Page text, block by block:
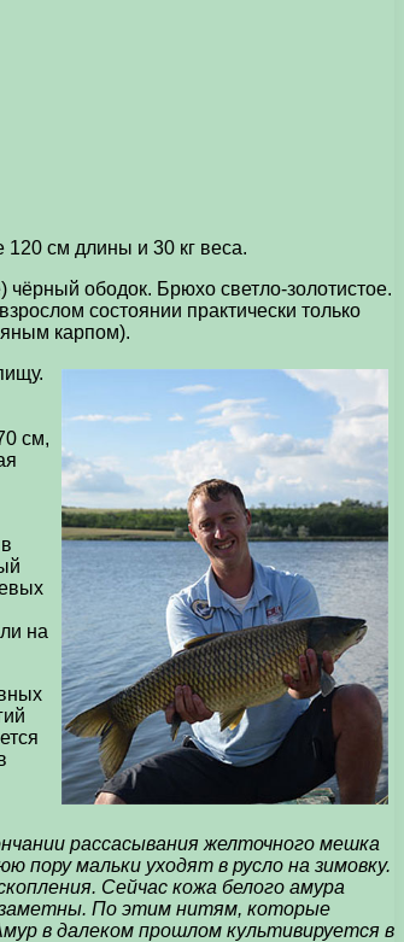
см длины и 30 кг веса.
ободок. Брюхо светло-золотистое.
состоянии практически только
карпом).
см,
на
рассасывания желточного мешка
мальки уходят в русло на зимовку.
Сейчас кожа белого амура
заметны. По этим нитям, которые
в далеком прошлом культивируется в